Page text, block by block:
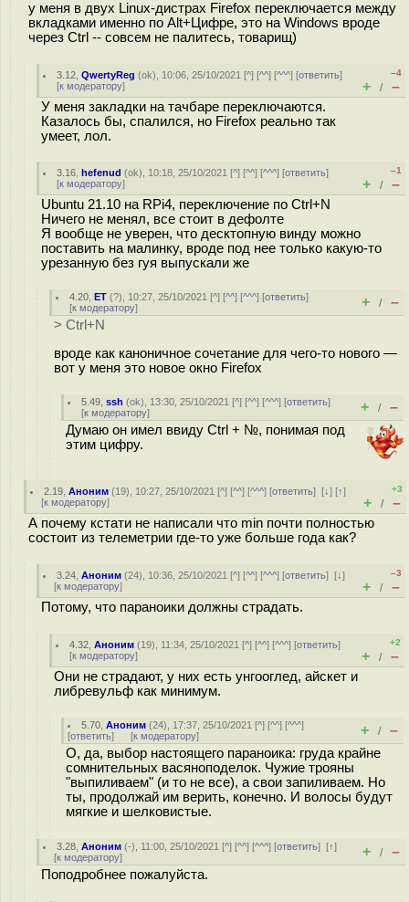
у меня в двух Linux-дистрах Firefox переключается между
вкладками именно по Alt+Цифре, это на Windows вроде
через Ctrl -- совсем не палитесь, товарищ)
3.12 ,QwertyReg (ok), 10:06, 25/10/2021 [^] [^^] [^^^] [ответить]
[к модератору]
–4
+ / –
У меня закладки на тачбаре переключаются.
Казалось бы, спалился, но Firefox реально так
умеет, лол.
3.16 ,hefenud (ok), 10:18, 25/10/2021 [^] [^^] [^^^] [ответить]
[к модератору]
–1
+ / –
Ubuntu 21.10 на RPi4, переключение по Ctrl+N
Ничего не менял, все стоит в дефолте
Я вообще не уверен, что десктопную винду можно
поставить на малинку, вроде под нее только какую-то
урезанную без гуя выпускали же
4.20 ,ET (?), 10:27, 25/10/2021 [^] [^^] [^^^] [ответить]
[к модератору] + / –
> Ctrl+N
вроде как каноничное сочетание для чего-то нового —
вот у меня это новое окно Firefox
5.49 ,ssh (ok), 13:30, 25/10/2021 [^] [^^] [^^^] [ответить]
[к модератору] + / –
Думаю он имел ввиду Ctrl + №, понимая под
этим цифру.
2.19 ,Аноним (19), 10:27, 25/10/2021 [^] [^^] [^^^] [ответить][↓] [↑]
[к модератору]
+3
+ / –
А почему кстати не написали что min почти полностью
состоит из телеметрии где-то уже больше года как?
3.24 ,Аноним (24), 10:36, 25/10/2021 [^] [^^] [^^^] [ответить][↓]
[к модератору]
–3
+ / –
Потому, что параноики должны страдать.
4.32 ,Аноним (19), 11:34, 25/10/2021 [^] [^^] [^^^] [ответить]
[к модератору]
+2
+ / –
Они не страдают, у них есть унгооглед, айскет и
либревульф как минимум.
5.70 ,Аноним (24), 17:37, 25/10/2021 [^] [^^] [^^^]
[ответить] [к модератору] + / –
О, да, выбор настоящего параноика: груда крайне
сомнительных васяноподелок. Чужие трояны
"выпиливаем" (и то не все), а свои запиливаем. Но
ты, продолжай им верить, конечно. И волосы будут
мягкие и шелковистые.
3.28 ,Аноним (-), 11:00, 25/10/2021 [^] [^^] [^^^] [ответить][↑]
[к модератору] + / –
Поподробнее пожалуйста.